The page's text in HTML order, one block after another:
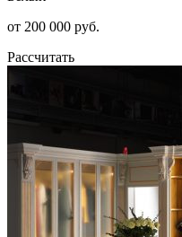
от 200 000 руб.
Рассчитать